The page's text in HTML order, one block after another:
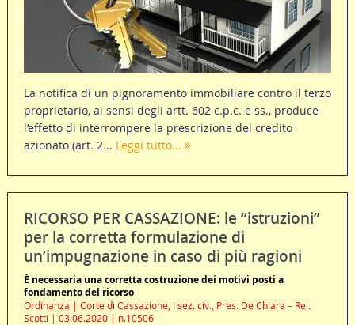
La notifica di un pignoramento immobiliare contro il terzo
proprietario, ai sensi degli artt. 602 c.p.c. e ss., produce
l’effetto di interrompere la prescrizione del credito
azionato (art. 2... Leggi tutto...
RICORSO PER CASSAZIONE: le “istruzioni”
per la corretta formulazione di
un’impugnazione in caso di più ragioni
È necessaria una corretta costruzione dei motivi posti a
fondamento del ricorso
Ordinanza | Corte di Cassazione, I sez. civ., Pres. De Chiara – Rel.
Scotti | 03.06.2020 | n.10506